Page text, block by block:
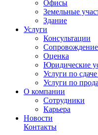
Офисы
Земельные
Здание
Услуги
Консультации
Оценка
Юридические
Услуги по
Услуги по
О компании
Сотрудники
Карьера
Новости
Контакты